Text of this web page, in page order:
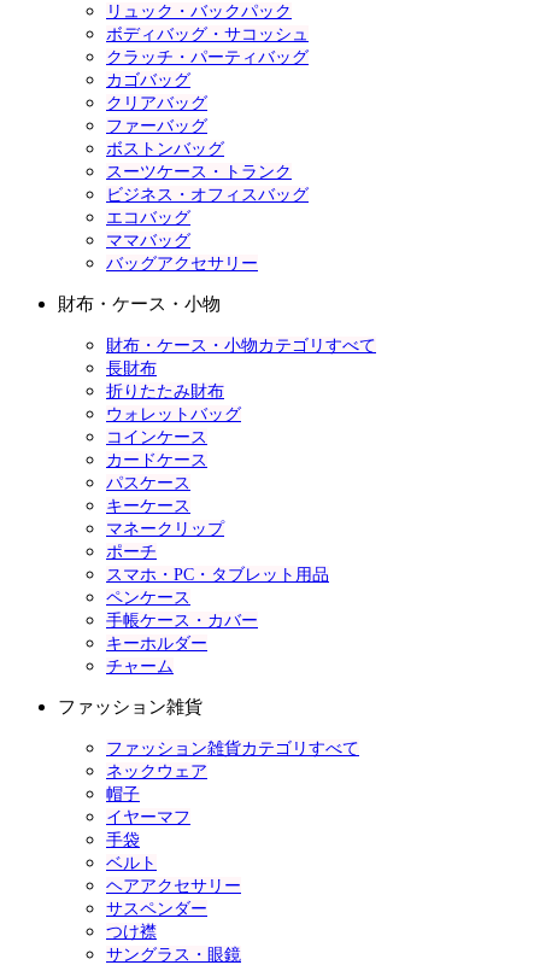
リュック・バックパック
ボディバッグ・サコッシュ
クラッチ・パーティバッグ
カゴバッグ
クリアバッグ
ファーバッグ
ボストンバッグ
スーツケース・トランク
ビジネス・オフィスバッグ
エコバッグ
ママバッグ
バッグアクセサリー
財布・ケース・小物
財布・ケース・小物カテゴリすべて
長財布
折りたたみ財布
ウォレットバッグ
コインケース
カードケース
パスケース
キーケース
マネークリップ
ポーチ
スマホ・PC・タブレット用品
ペンケース
手帳ケース・カバー
キーホルダー
チャーム
ファッション雑貨
ファッション雑貨カテゴリすべて
ネックウェア
帽子
イヤーマフ
手袋
ベルト
ヘアアクセサリー
サスペンダー
つけ襟
サングラス・眼鏡